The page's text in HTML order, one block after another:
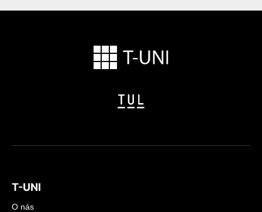
T-UNI
O nás